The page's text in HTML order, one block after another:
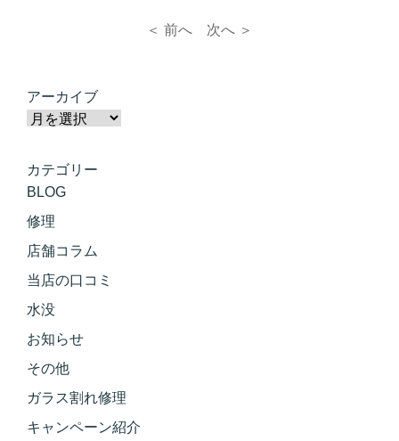
＜ 前へ 次へ ＞
アーカイブ
カテゴリー
BLOG
修理
店舗コラム
当店の口コミ
水没
お知らせ
その他
ガラス割れ修理
キャンペーン紹介